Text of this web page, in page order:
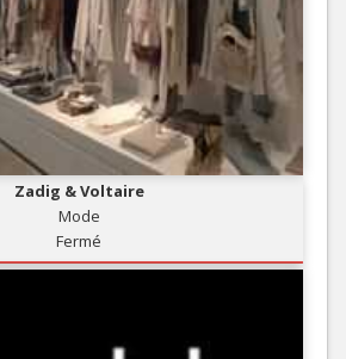
Zadig & Voltaire
Mode
Fermé